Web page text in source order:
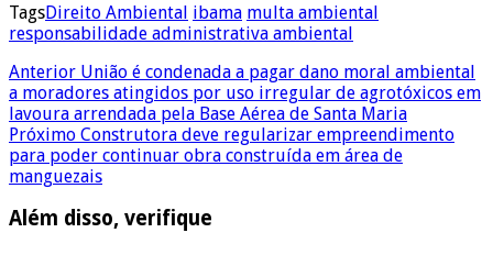
TagsDireito Ambiental ibama multa ambiental
responsabilidade administrativa ambiental
Anterior União é condenada a pagar dano moral ambiental
a moradores atingidos por uso irregular de agrotóxicos em
lavoura arrendada pela Base Aérea de Santa Maria
Próximo Construtora deve regularizar empreendimento
para poder continuar obra construída em área de
manguezais
Além disso, verifique